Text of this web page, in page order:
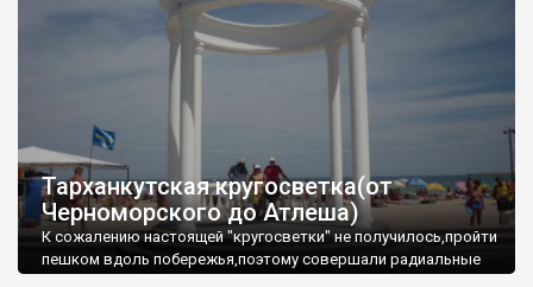
Тарханкутская кругосветка(от
Черноморского до Атлеша)
К сожалению настоящей "кругосветки" не получилось,пройти
пешком вдоль побережья,поэтому совершали радиальные